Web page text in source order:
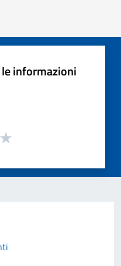
informazioni